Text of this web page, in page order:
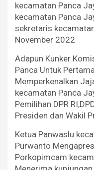
kecamatan Panca
kecamatan Panca
sekretaris
November 2022
Adapun Kunker
Panca Untuk
Memperkenalkan
kecamatan Panca
Pemilihan DPR
Presiden dan Wakil
Ketua Panwaslu
Purwanto
Porkopimcam